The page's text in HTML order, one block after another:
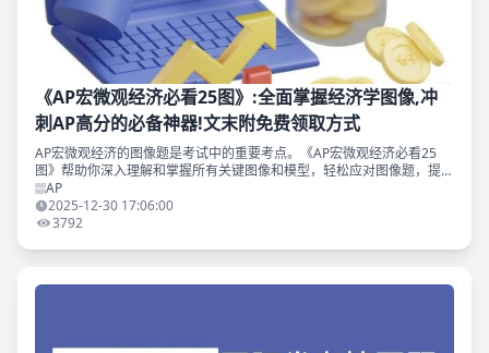
《AP宏微观经济必看25图》:全面掌握经济学图像,冲
刺AP高分的必备神器!文末附免费领取方式
AP宏微观经济的图像题是考试中的重要考点。《AP宏微观经济必看25
图》帮助你深入理解和掌握所有关键图像和模型，轻松应对图像题，提升
备考效率！滑至文末获取免费领取方式~
AP
2025-12-30 17:06:00
3792